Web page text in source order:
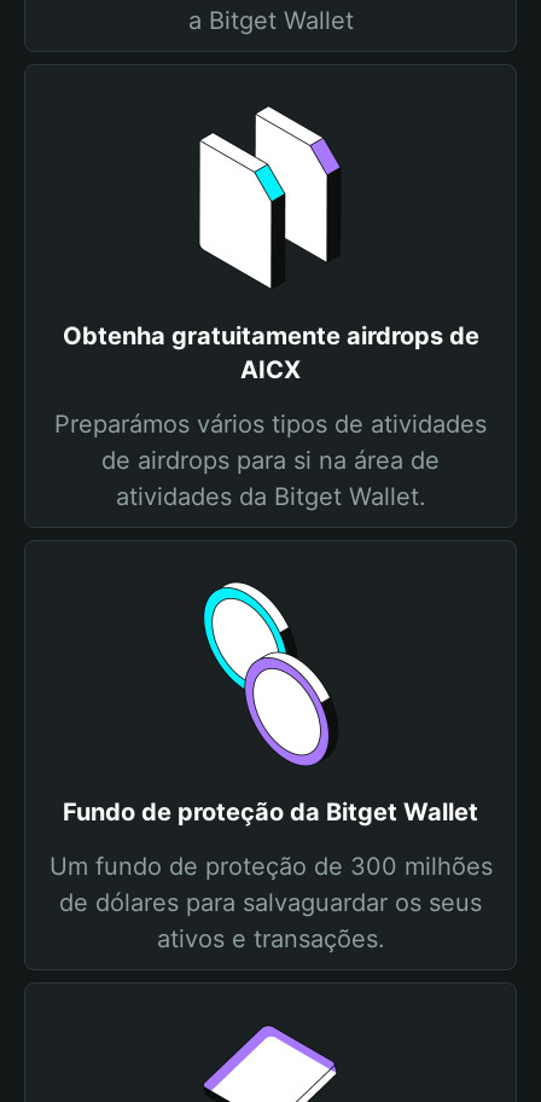
a Bitget Wallet
Obtenha gratuitamente airdrops de
AICX
Preparámos vários tipos de atividades
de airdrops para si na área de
atividades da Bitget Wallet.
Fundo de proteção da Bitget Wallet
Um fundo de proteção de 300 milhões
de dólares para salvaguardar os seus
ativos e transações.